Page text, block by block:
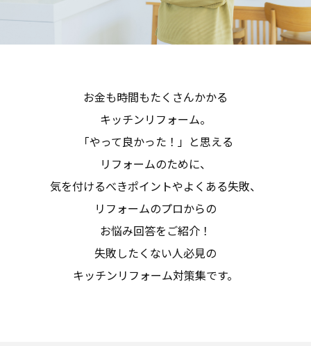
お金も時間もたくさんかかる
キッチンリフォーム。
「やって良かった！」と思える
リフォームのために、
気を付けるべきポイントやよくある失敗、
リフォームのプロからの
お悩み回答をご紹介！
失敗したくない人必見の
キッチンリフォーム対策集です。